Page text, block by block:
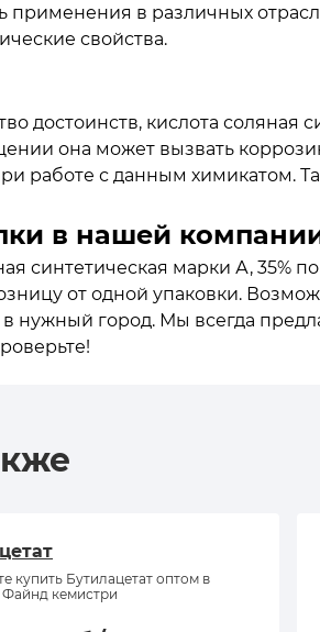
применения в различных
свойства.
достоинств, кислота соляная
она может вызвать
работе с данным химикатом.
в нашей
синтетическая марки А, 35%
от одной упаковки.
в нужный город. Мы всегда
купить Бутилацетат оптом в
кемистри